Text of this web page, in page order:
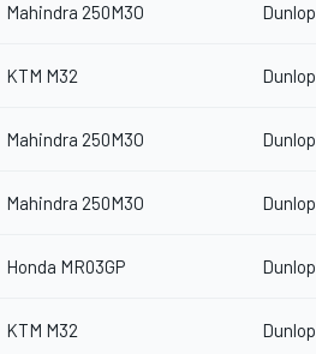
Mahindra 250M3O Dunlop
KTM M32 Dunlop
Mahindra 250M3O Dunlop
Mahindra 250M3O Dunlop
Honda MR03GP Dunlop
KTM M32 Dunlop